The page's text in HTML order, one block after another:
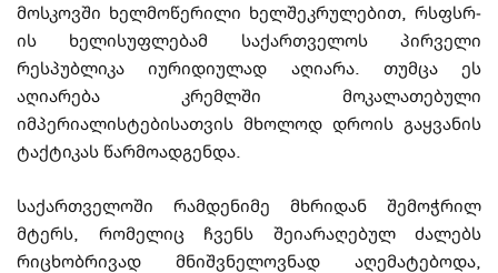
მოსკოვში ხელმოწერილი ხე­ლ­შე­­­კ­­რუ­ლე­ბით, რსფსრ-
ის ხელისუფლებამ საქართ­ვე­ლოს პირველი
რესპუბლიკა იურიდი­უ­ლად აღი­არა. თუმცა ეს
აღიარება კრემლში მოკალათებული
იმპერიალისტებისათვის მხოლოდ დროის გაყვანის
ტაქტიკას წარმოადგენდა.
საქართველოში რამდენიმე მხრიდან შემოჭრილ
მტერს, რომელიც ჩვენს შეია­რა­ღე­ბულ ძალებს
რიცხობრივად მნიშვნელოვნად აღემატებოდა,